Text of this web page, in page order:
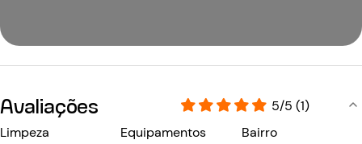
Avaliações
5/5 (1)
Limpeza
Equipamentos
Bairro